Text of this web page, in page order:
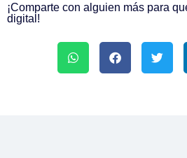
¡Comparte con alguien más para
digital!